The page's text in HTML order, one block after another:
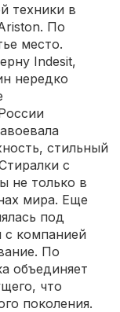
техники в
По
место.
Indesit,
нередко
стильный
с
не только в
мира. Еще
под
с компанией
По
объединяет
что
поколения.